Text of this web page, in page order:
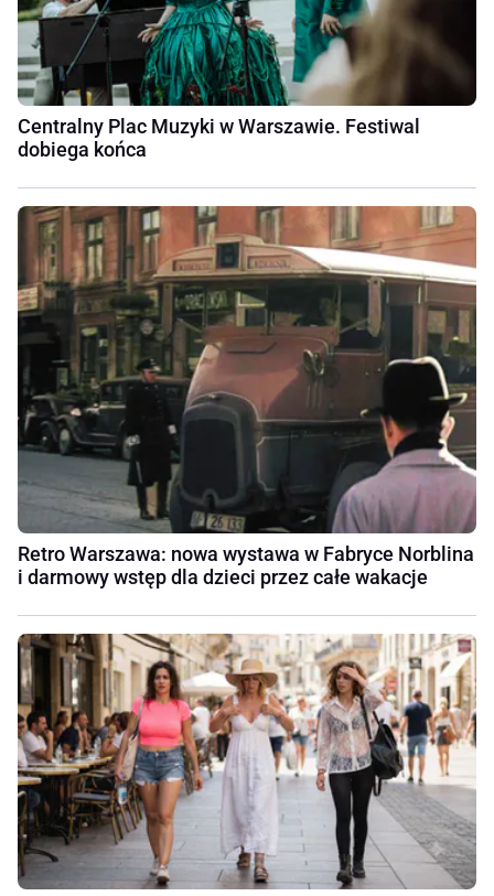
Centralny Plac Muzyki w Warszawie. Festiwal
dobiega końca
Retro Warszawa: nowa wystawa w Fabryce Norblina
i darmowy wstęp dla dzieci przez całe wakacje